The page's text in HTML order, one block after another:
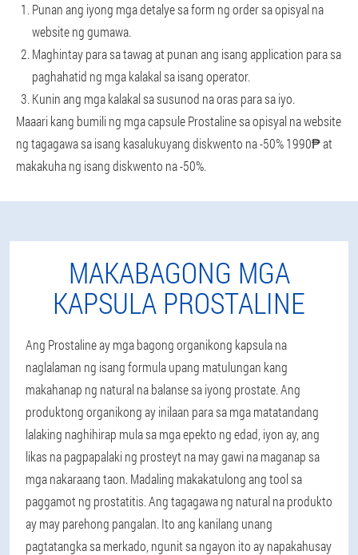
Punan ang iyong mga detalye sa form ng order sa opisyal na
website ng gumawa.
Maghintay para sa tawag at punan ang isang application para sa
paghahatid ng mga kalakal sa isang operator.
Kunin ang mga kalakal sa susunod na oras para sa iyo.
Maaari kang bumili ng mga capsule Prostaline sa opisyal na website
ng tagagawa sa isang kasalukuyang diskwento na -50% 1990₱ at
makakuha ng isang diskwento na -50%.
MAKABAGONG MGA
KAPSULA PROSTALINE
Ang Prostaline ay mga bagong organikong kapsula na
naglalaman ng isang formula upang matulungan kang
makahanap ng natural na balanse sa iyong prostate. Ang
produktong organikong ay inilaan para sa mga matatandang
lalaking naghihirap mula sa mga epekto ng edad, iyon ay, ang
likas na pagpapalaki ng prosteyt na may gawi na maganap sa
mga nakaraang taon. Madaling makakatulong ang tool sa
paggamot ng prostatitis. Ang tagagawa ng natural na produkto
ay may parehong pangalan. Ito ang kanilang unang
pagtatangka sa merkado, ngunit sa ngayon ito ay napakahusay